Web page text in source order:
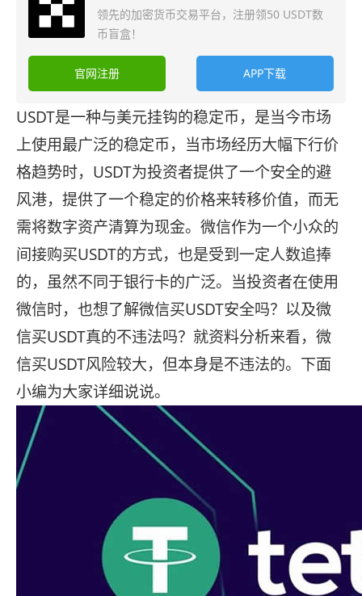
领先的加密货币交易平台，注册领50 USDT数
币盲盒！
官网注册 APP下载
USDT是一种与美元挂钩的稳定币，是当今市场
上使用最广泛的稳定币，当市场经历大幅下行价
格趋势时，USDT为投资者提供了一个安全的避
风港，提供了一个稳定的价格来转移价值，而无
需将数字资产清算为现金。微信作为一个小众的
间接购买USDT的方式，也是受到一定人数追捧
的，虽然不同于银行卡的广泛。当投资者在使用
微信时，也想了解微信买USDT安全吗？以及微
信买USDT真的不违法吗？就资料分析来看，微
信买USDT风险较大，但本身是不违法的。下面
小编为大家详细说说。